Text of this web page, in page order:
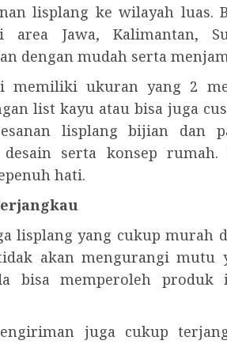
lisplang ke wilayah luas.
area Jawa, Kalimantan,
dengan mudah serta
memiliki ukuran yang 2
list kayu atau bisa juga
lisplang bijian dan
desain serta konsep
hati.
lisplang yang cukup murah
akan mengurangi mutu
bisa memperoleh
juga cukup